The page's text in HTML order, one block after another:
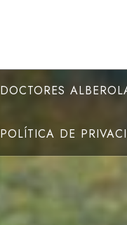
DOCTORES
POLÍTICA DE